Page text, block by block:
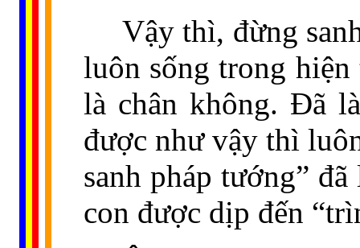
Vậy thì, đừng
luôn sống trong
là chân không. Đã
được như vậy thì
sanh pháp tướng”
con được dịp đến